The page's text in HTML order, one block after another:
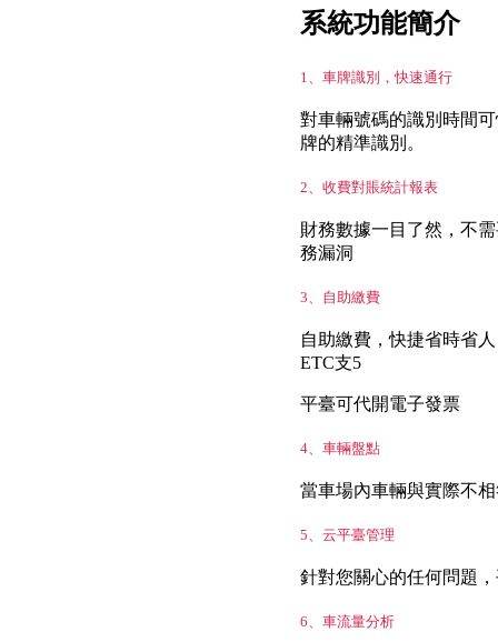
系統功能簡介
1、車牌識別，快速通行
對車輛號碼的識別時間
牌的精準識別。
2、收費對賬統計報表
財務數據一目了然，不
務漏洞
3、自助繳費
自助繳費，快捷省時省
ETC支5
平臺可代開電子發票
4、車輛盤點
當車場內車輛與實際不
5、云平臺管理
針對您關心的任何問題
6、車流量分析